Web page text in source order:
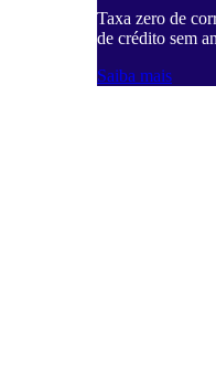
Taxa zero de
de crédito sem
Saiba mais